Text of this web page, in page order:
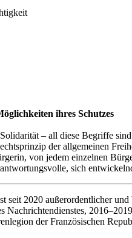
ihres Schutzes
– all diese Begriffe
der allgemeinen
von jedem einzelnen
sich
seit 2020 außerordentlicher
Nachrichtendienstes,
der Französischen